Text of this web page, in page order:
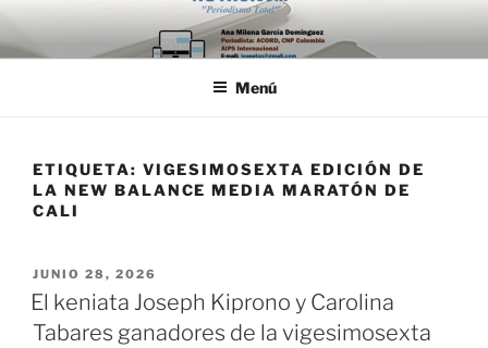
Saltar
al
contenido
Menú
ETIQUETA: VIGESIMOSEXTA EDICIÓN DE
LA NEW BALANCE MEDIA MARATÓN DE
CALI
PUBLICADO
EL
JUNIO 28, 2026
El keniata Joseph Kiprono y Carolina
Tabares ganadores de la vigesimosexta